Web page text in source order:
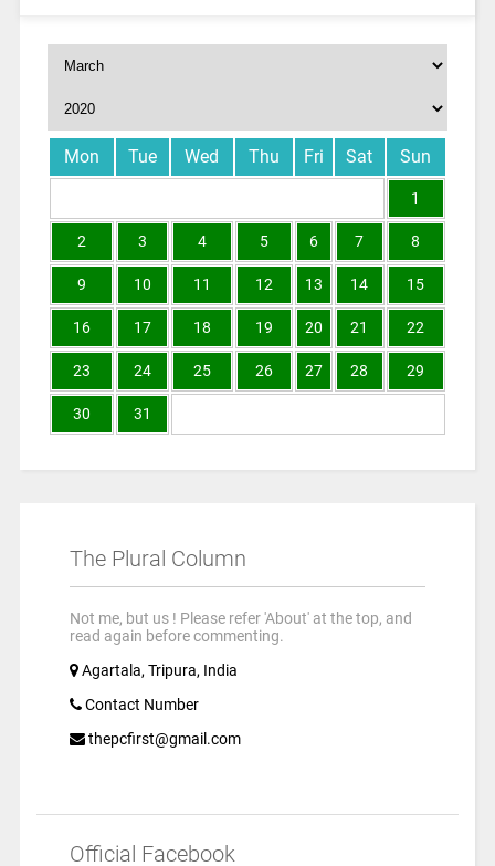
Mon Tue Wed Thu Fri Sat Sun
1
2 3 4 5 6 7 8
9 10 11 12 13 14 15
16 17 18 19 20 21 22
23 24 25 26 27 28 29
30 31
The Plural Column
Not me, but us ! Please refer 'About' at the top, and
read again before commenting.
Agartala, Tripura, India
Contact Number
thepcfirst@gmail.com
Official Facebook